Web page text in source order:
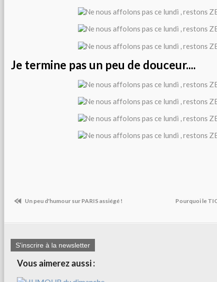
Je termine pas un peu de douceur....
Un peu d'humour sur PARIS assiégé ! Pourquoi le
S'inscrire à la newsletter
Vous aimerez aussi :